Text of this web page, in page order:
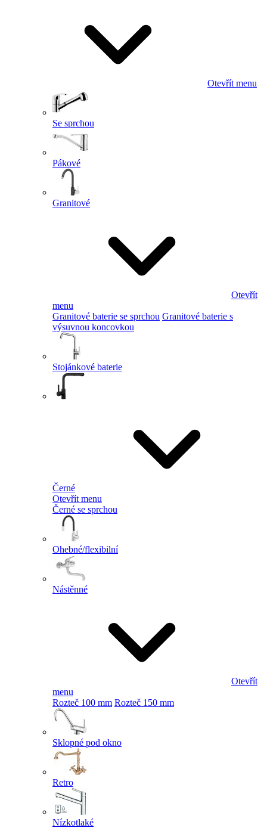
Otevřít menu
Se sprchou
Pákové
Granitové
Otevřít
menu
Granitové baterie se sprchou Granitové baterie s
výsuvnou koncovkou
Stojánkové baterie
Černé
Otevřít menu
Černé se sprchou
Ohebné/flexibilní
Nástěnné
Otevřít
menu
Rozteč 100 mm Rozteč 150 mm
Sklopné pod okno
Retro
Nízkotlaké